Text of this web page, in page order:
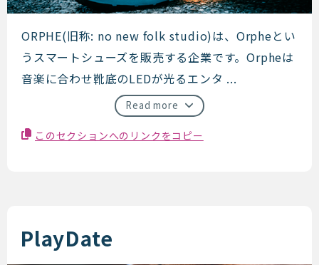
ORPHE
ORPHE(旧称: no new folk studio)は、Orpheとい
うスマートシューズを販売する企業です。Orpheは
音楽に合わせ靴底のLEDが光るエンタ ...
Read more
このセクションへのリンクをコピー
PlayDate